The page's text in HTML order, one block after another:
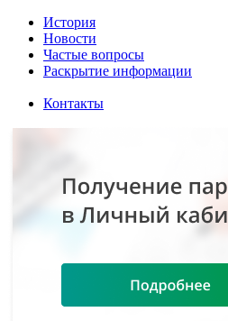
История
Новости
Частые вопросы
Раскрытие информации
Контакты